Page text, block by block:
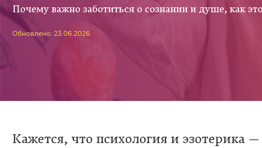
Почему важно заботиться о сознании и душе, как
Обновлено: 23.06.2026
Кажется, что психология и эзотерика